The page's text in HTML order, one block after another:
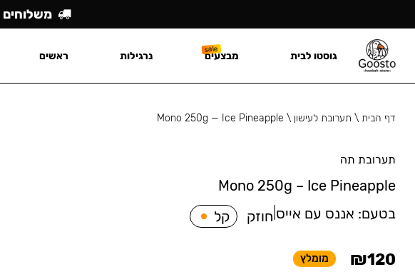
דף הבית\ תערובת לעישון \
Mono 250g — Ice Pineapple
תערובת תה
Mono 250g – Ice Pineapple
בטעם: אננס עם אייס חוזק קל
₪120 מומלץ
משלוחים
גוסטו לבית מבצעים נרגילות ראשים